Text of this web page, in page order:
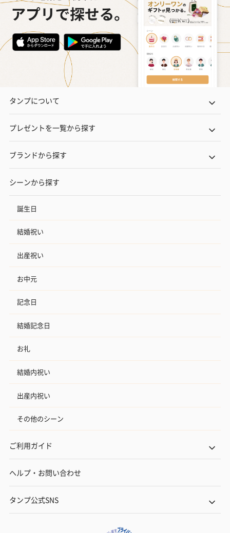
タンプについて
プレゼントを一覧から探す
ブランドから探す
シーンから探す
誕生日
結婚祝い
出産祝い
お中元
記念日
結婚記念日
お礼
結婚内祝い
出産内祝い
その他のシーン
ご利用ガイド
ヘルプ・お問い合わせ
タンプ公式SNS